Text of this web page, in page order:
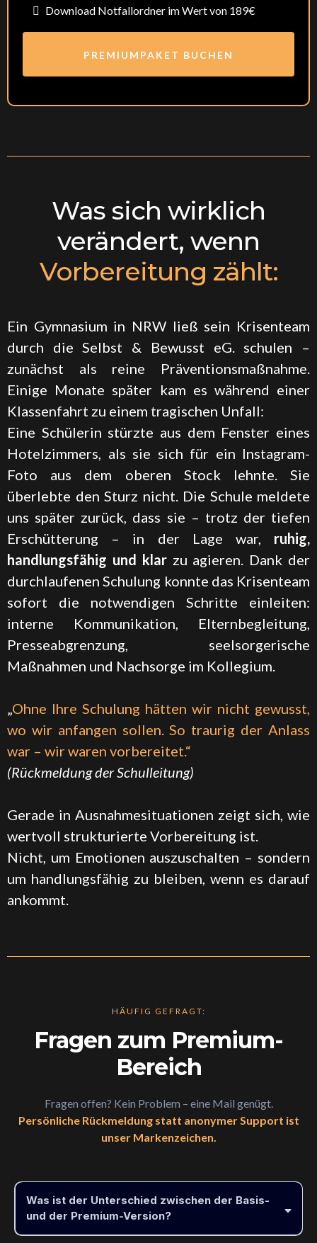
Download Notfallordner im Wert von 189€
PREMIUMPAKET BUCHEN
Was sich wirklich
verändert, wenn
Vorbereitung zählt:
Ein Gymnasium in NRW ließ sein Krisenteam
durch die Selbst & Bewusst eG. schulen –
zunächst als reine Präventionsmaßnahme.
Einige Monate später kam es während einer
Klassenfahrt zu einem tragischen Unfall:
Eine Schülerin stürzte aus dem Fenster eines
Hotelzimmers, als sie sich für ein Instagram-
Foto aus dem oberen Stock lehnte. Sie
überlebte den Sturz nicht. Die Schule meldete
uns später zurück, dass sie – trotz der tiefen
Erschütterung – in der Lage war, ruhig,
handlungsfähig und klarzu agieren. Dank der
durchlaufenen Schulung konnte das Krisenteam
sofort die notwendigen Schritte einleiten:
interne Kommunikation, Elternbegleitung,
Presseabgrenzung, seelsorgerische
Maßnahmen und Nachsorge im Kollegium.
„Ohne Ihre Schulung hätten wir nicht gewusst,
wo wir anfangen sollen. So traurig der Anlass
war – wir waren vorbereitet.“
(Rückmeldung der Schulleitung)
Gerade in Ausnahmesituationen zeigt sich, wie
wertvoll strukturierte Vorbereitung ist.
Nicht, um Emotionen auszuschalten – sondern
um handlungsfähig zu bleiben, wenn es darauf
ankommt.
HÄUFIG GEFRAGT:
Fragen zum Premium-
Bereich
Fragen offen? Kein Problem – eine Mail genügt.
Persönliche Rückmeldung statt anonymer Support ist
unser Markenzeichen.
Was ist der Unterschied zwischen der Basis-
und der Premium-Version?